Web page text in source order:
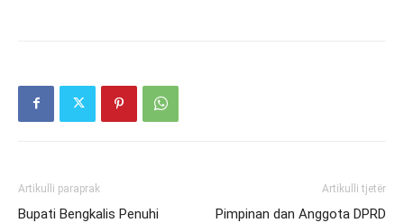
Artikulli paraprak
Bupati Bengkalis Penuhi
Artikulli tjetër
Pimpinan dan Anggota DPRD